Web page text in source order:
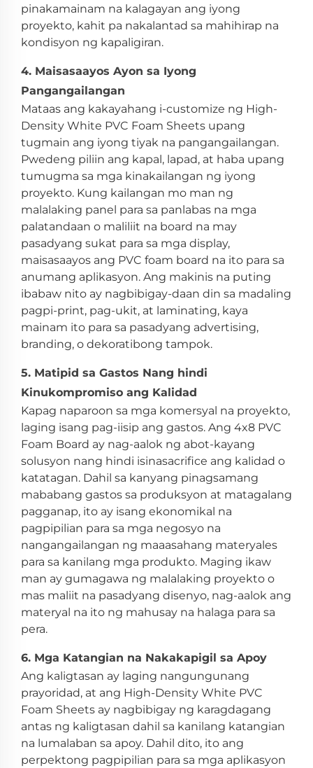
pinakamainam na kalagayan ang iyong
proyekto, kahit pa nakalantad sa mahihirap na
kondisyon ng kapaligiran.
4. Maisasaayos Ayon sa Iyong
Pangangailangan
Mataas ang kakayahang i-customize ng High-
Density White PVC Foam Sheets upang
tugmain ang iyong tiyak na pangangailangan.
Pwedeng piliin ang kapal, lapad, at haba upang
tumugma sa mga kinakailangan ng iyong
proyekto. Kung kailangan mo man ng
malalaking panel para sa panlabas na mga
palatandaan o maliliit na board na may
pasadyang sukat para sa mga display,
maisasaayos ang PVC foam board na ito para sa
anumang aplikasyon. Ang makinis na puting
ibabaw nito ay nagbibigay-daan din sa madaling
pagpi-print, pag-ukit, at laminating, kaya
mainam ito para sa pasadyang advertising,
branding, o dekoratibong tampok.
5. Matipid sa Gastos Nang hindi
Kinukompromiso ang Kalidad
Kapag naparoon sa mga komersyal na proyekto,
laging isang pag-iisip ang gastos. Ang 4x8 PVC
Foam Board ay nag-aalok ng abot-kayang
solusyon nang hindi isinasacrifice ang kalidad o
katatagan. Dahil sa kanyang pinagsamang
mababang gastos sa produksyon at matagalang
pagganap, ito ay isang ekonomikal na
pagpipilian para sa mga negosyo na
nangangailangan ng maaasahang materyales
para sa kanilang mga produkto. Maging ikaw
man ay gumagawa ng malalaking proyekto o
mas maliit na pasadyang disenyo, nag-aalok ang
materyal na ito ng mahusay na halaga para sa
pera.
6. Mga Katangian na Nakakapigil sa Apoy
Ang kaligtasan ay laging nangungunang
prayoridad, at ang High-Density White PVC
Foam Sheets ay nagbibigay ng karagdagang
antas ng kaligtasan dahil sa kanilang katangian
na lumalaban sa apoy. Dahil dito, ito ang
perpektong pagpipilian para sa mga aplikasyon